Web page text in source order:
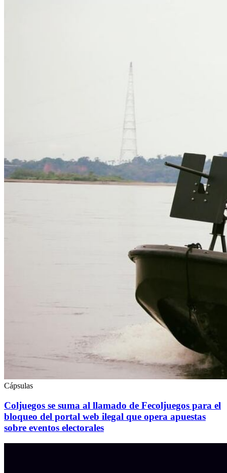
Cápsulas
Coljuegos se suma al llamado de Fecoljuegos para el
bloqueo del portal web ilegal que opera apuestas
sobre eventos electorales